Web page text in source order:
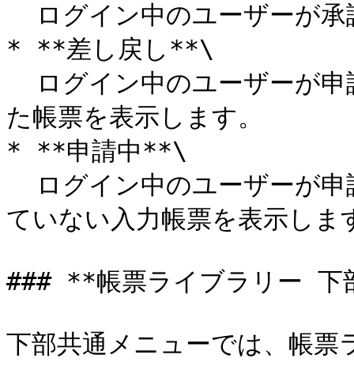
* **差し戻し**\
た帳票を表示します。
* **申請中**\
ていない入力帳票を表示しま
### **帳票ライブラリー 下
下部共通メニューでは、帳票